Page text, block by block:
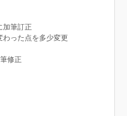
筆訂正
った点を多少変更
修正